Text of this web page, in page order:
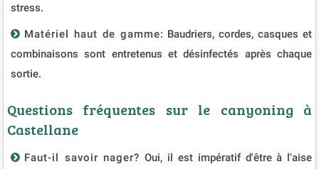
stress.
Matériel haut de gamme: Baudriers, cordes, casques et
combinaisons sont entretenus et désinfectés après chaque
sortie.
Questions fréquentes sur le canyoning à
Castellane
Faut-il savoir nager? Oui, il est impératif d'être à l'aise